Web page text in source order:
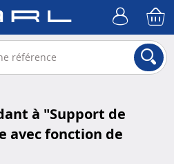
à "Support de
avec fonction de